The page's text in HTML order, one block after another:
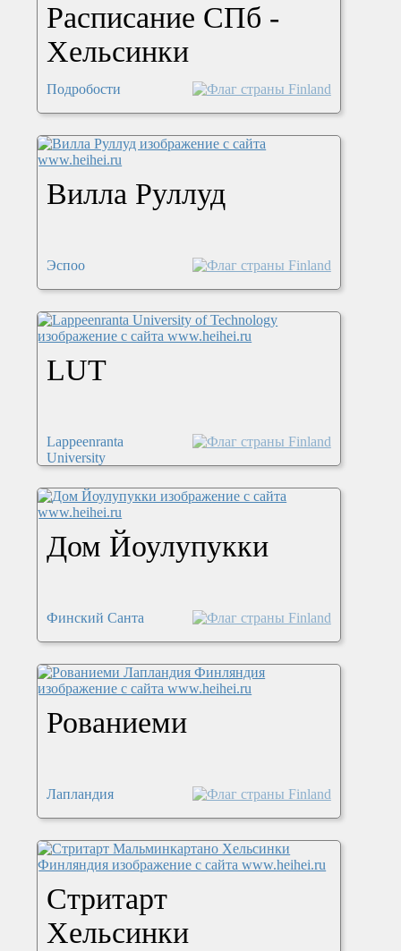
Расписание СПб -
Хельсинки
Подробости
Вилла Руллуд
Эспоо
LUT
Lappeenranta
University
Дом Йоулупукки
Финский Санта
Рованиеми
Лапландия
Стритарт
Хельсинки